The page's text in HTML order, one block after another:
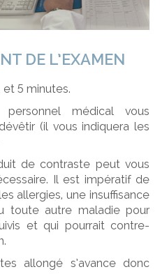
DE L’EXAMEN
et 5 minutes.
personnel médical vous
(il vous indiquera les
de contraste peut vous
Il est impératif de
allergies, une insuffisance
toute autre maladie pour
et qui pourrait contre-
allongé s’avance donc